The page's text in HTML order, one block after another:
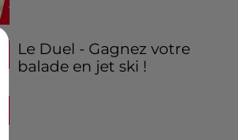
Le Duel - Gagnez votre
balade en jet ski !